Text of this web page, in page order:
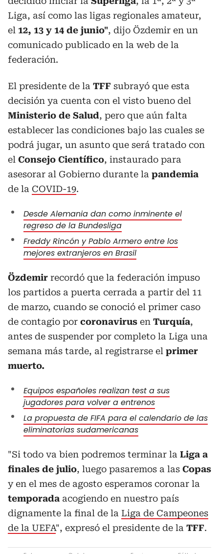
Liga, así como las ligas regionales amateur,
el 12, 13 y 14 de junio", dijo Özdemir en un
comunicado publicado en la web de la
federación.
El presidente de la TFF subrayó que esta
decisión ya cuenta con el visto bueno del
Ministerio de Salud, pero que aún falta
establecer las condiciones bajo las cuales se
podrá jugar, un asunto que será tratado con
el Consejo Científico, instaurado para
asesorar al Gobierno durante la pandemia
de la COVID-19.
Desde Alemania dan como inminente el
regreso de la Bundesliga
Freddy Rincón y Pablo Armero entre los
mejores extranjeros en Brasil
Özdemir recordó que la federación impuso
los partidos a puerta cerrada a partir del 11
de marzo, cuando se conoció el primer caso
de contagio por coronavirus en Turquía,
antes de suspender por completo la Liga una
semana más tarde, al registrarse el primer
muerto.
Equipos españoles realizan test a sus
jugadores para volver a entrenos
La propuesta de FIFA para el calendario de las
eliminatorias sudamericanas
"Si todo va bien podremos terminar la Liga a
finales de julio, luego pasaremos a las Copas
y en el mes de agosto esperamos coronar la
temporada acogiendo en nuestro país
dignamente la final de la Liga de Campeones
de la UEFA", expresó el presidente de la TFF.